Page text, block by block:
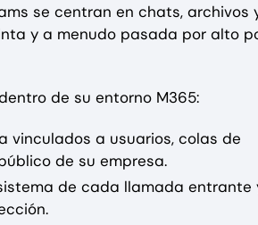
se centran en chats, archivos
y a menudo pasada por alto
de su entorno M365:
vinculados a usuarios, colas de
de su empresa.
de cada llamada entrante